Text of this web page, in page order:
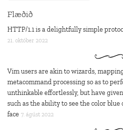
Flæðið
HTTP/1.1 is a delightfully simple
21. október 2022
Vim users are akin to wizards,
metacommand processing so as to
unthinkable effortlessly, but have
such as the ability to see the color
face 7. ágúst 2022